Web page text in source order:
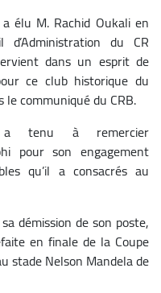
élu M. Rachid Oukali en
du CR
dans un esprit de
ce club historique du
communiqué du CRB.
a tenu à remercier
pour son engagement
qu’il a consacrés au
démission de son poste,
en finale de la Coupe
stade Nelson Mandela de